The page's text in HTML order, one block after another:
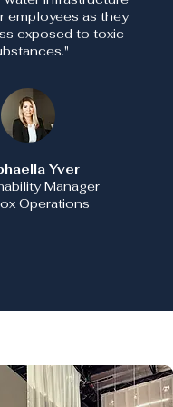
employees as they
exposed to toxic
Yver
Manager
Operations